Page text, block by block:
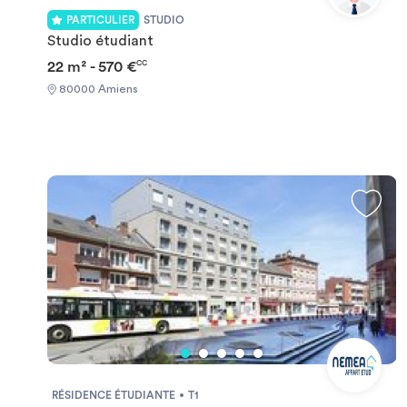
PARTICULIER STUDIO
Studio étudiant
22 m² - 570 €CC
80000 Amiens
RÉSIDENCE ÉTUDIANTE T1